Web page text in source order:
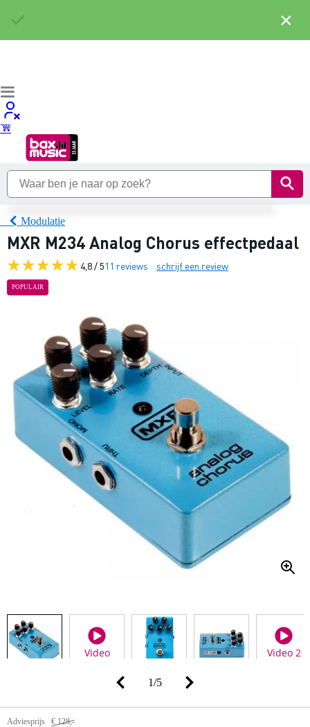
Modulatie
MXR M234 Analog Chorus effectpedaal
4,8 / 511 reviews schrijf een review
POPULAIR
Video Video 2
1/5
Adviesprijs € 128,-
×